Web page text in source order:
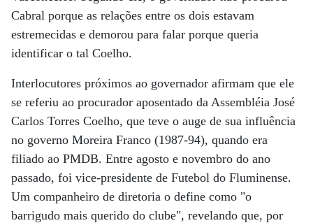
Cabral porque as relações entre os dois estavam
estremecidas e demorou para falar porque queria
identificar o tal Coelho.
Interlocutores próximos ao governador afirmam que ele
se referiu ao procurador aposentado da Assembléia José
Carlos Torres Coelho, que teve o auge de sua influência
no governo Moreira Franco (1987-94), quando era
filiado ao PMDB. Entre agosto e novembro do ano
passado, foi vice-presidente de Futebol do Fluminense.
Um companheiro de diretoria o define como "o
barrigudo mais querido do clube", revelando que, por